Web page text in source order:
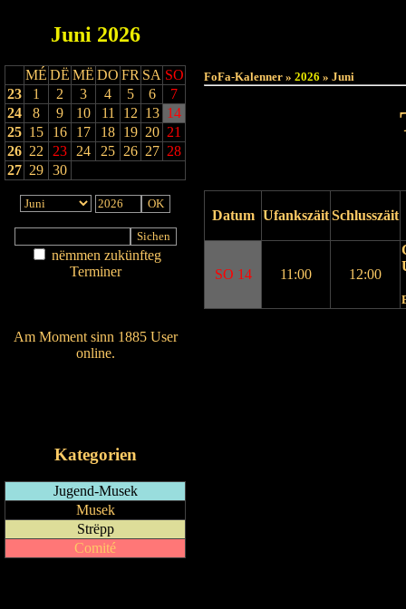
Juni 2026
MÉ DË MË DO FR SA SO
23
1 2 3 4 5 6
7
24
8 9 10 11 12 13 14
25 15 16 17 18 19 20 21
26 22 23 24 25 26 27 28
27 29 30
nëmmen zukünfteg
Terminer
Am Moment sinn 1885 User
online.
Kategorien
Jugend-Musek
Musek
Strëpp
Comité
FoFa-Kalenner » 2026 » Juni
Datum UfankszäitSchlusszäit
SO 14 11:00 12:00